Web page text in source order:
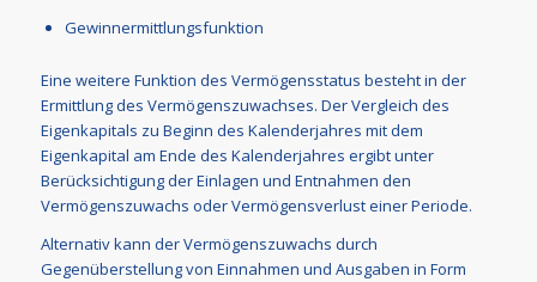
Gewinnermittlungsfunktion
Eine weitere Funktion des Vermögensstatus besteht in der
Ermittlung des Vermögenszuwachses. Der Vergleich des
Eigenkapitals zu Beginn des Kalenderjahres mit dem
Eigenkapital am Ende des Kalenderjahres ergibt unter
Berücksichtigung der Einlagen und Entnahmen den
Vermögenszuwachs oder Vermögensverlust einer Periode.
Alternativ kann der Vermögenszuwachs durch
Gegenüberstellung von Einnahmen und Ausgaben in Form